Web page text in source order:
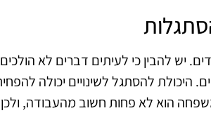
יש להבין כי לעיתים דברים לא
היכולת להסתגל לשינויים יכולה
הוא לא פחות חשוב מהעבודה,